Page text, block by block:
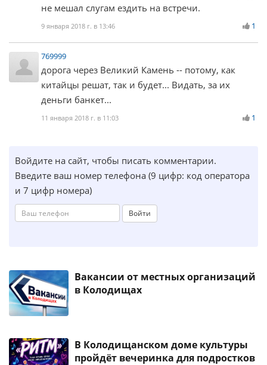
не мешал слугам ездить на встречи.
9 января 2018 г. в 13:46 1
769999
дорога через Великий Камень -- потому, как
китайцы решат, так и будет... Видать, за их
деньги банкет...
11 января 2018 г. в 11:03 1
Войдите на сайт, чтобы писать комментарии.
Введите ваш номер телефона (9 цифр: код оператора
и 7 цифр номера)
Войти
Вакансии от местных организаций
в Колодищах
В Колодищанском доме культуры
пройдёт вечеринка для подростков